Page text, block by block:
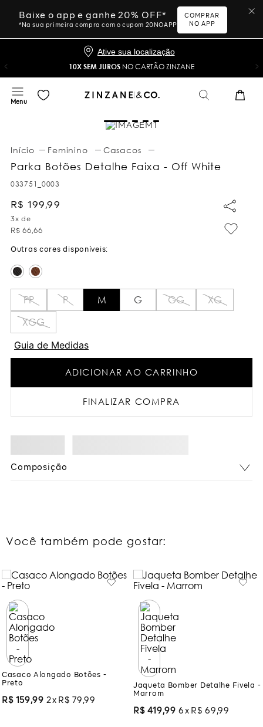
Baixe o app e ganhe 20% OFF*
*Na sua primeira compra com o cupom 20NOAPP
COMPRAR
NO APP
Ative sua localização
10X SEM JUROS NO CARTÃO ZINZANE
Feminino Casacos
Parka Botões Detalhe Faixa - Off White
033751_0003
R$ 199,99
3x de
R$ 66,66
PP P M G GG
XG
XGG
Guia de Medidas
ADICIONAR AO CARRINHO
FINALIZAR COMPRA
Composição
Você também pode gostar:
Casaco Alongado Botões -
Preto
R$ 159,99 2 R$ 79 ,99
Jaqueta Bomber Detalhe Fivela -
Marrom
R$ 419,99 6 R$ 69 ,99